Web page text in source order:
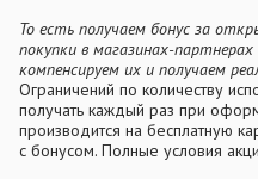
То есть получаем бонус за
покупки в магазинах-
компенсируем их и получаем
Ограничений по количеству
получать каждый раз при
производится на бесплатную
с бонусом. Полные условия